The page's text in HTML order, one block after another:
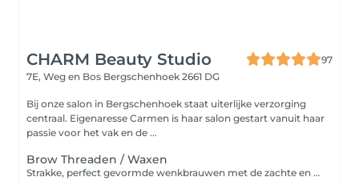
CHARM Beauty Studio
97
7E, Weg en Bos Bergschenhoek 2661 DG
Bij onze salon in Bergschenhoek staat uiterlijke verzorging
centraal. Eigenaresse Carmen is haar salon gestart vanuit haar
passie voor het vak en de ...
Brow Threaden / Waxen
Strakke, perfect gevormde wenkbrauwen met de zachte en precieze touwtechniek. Geschikt voor alle huidtypes.